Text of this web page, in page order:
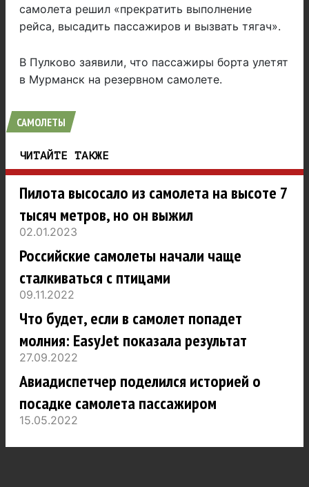
самолета решил «прекратить выполнение
рейса, высадить пассажиров и вызвать тягач».
В Пулково заявили, что пассажиры борта улетят
в Мурманск на резервном самолете.
САМОЛЕТЫ
ЧИТАЙТЕ ТАКЖЕ
Пилота высосало из самолета на высоте 7
тысяч метров, но он выжил
02.01.2023
Российские самолеты начали чаще
сталкиваться с птицами
09.11.2022
Что будет, если в самолет попадет
молния: EasyJet показала результат
27.09.2022
Авиадиспетчер поделился историей о
посадке самолета пассажиром
15.05.2022